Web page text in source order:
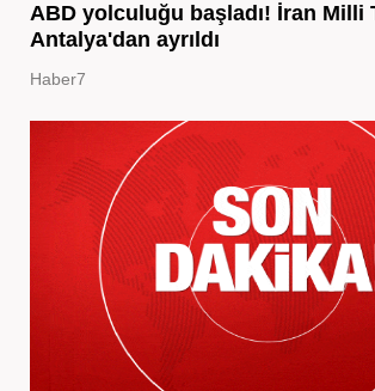
ABD yolculuğu başladı! İran Milli
Antalya'dan ayrıldı
Haber7